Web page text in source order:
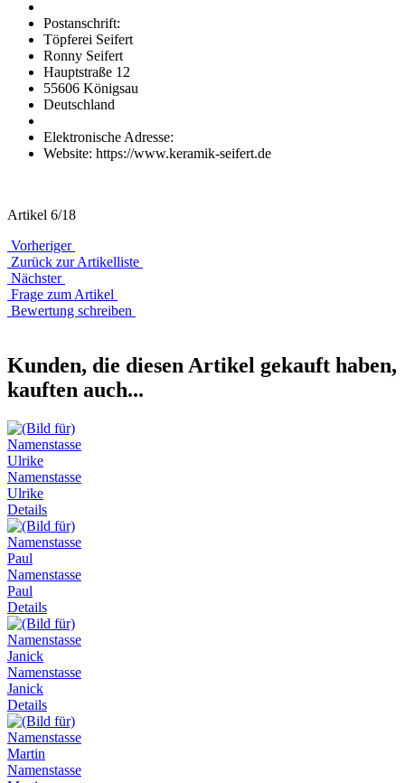
Postanschrift:
Töpferei Seifert
Ronny Seifert
Hauptstraße 12
55606 Königsau
Deutschland
Elektronische Adresse:
Website: https://www.keramik-seifert.de
Artikel 6/18
Vorheriger
Zurück zur Artikelliste
Nächster
Frage zum Artikel
Bewertung schreiben
Kunden, die diesen Artikel gekauft haben,
kauften auch...
Namenstasse
Ulrike
Details
Namenstasse
Paul
Details
Namenstasse
Janick
Details
Namenstasse